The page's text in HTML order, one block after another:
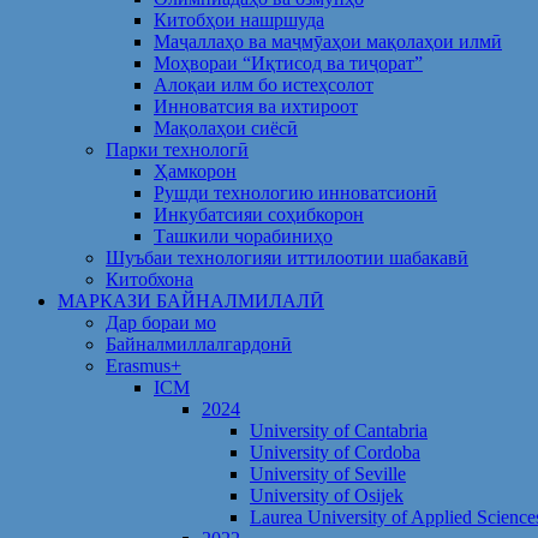
Китобҳои нашршуда
Маҷаллаҳо ва маҷмӯаҳои мақолаҳои илмӣ
Моҳвораи “Иқтисод ва тиҷорат”
Алоқаи илм бо истеҳсолот
Инноватсия ва ихтироот
Мақолаҳои сиёсӣ
Парки технологӣ
Ҳамкорон
Рушди технологию инноватсионӣ
Инкубатсияи соҳибкорон
Ташкили чорабиниҳо
Шуъбаи технологияи иттилоотии шабакавӣ
Китобхона
МАРКАЗИ БАЙНАЛМИЛАЛӢ
Дар бораи мо
Байналмиллалгардонӣ
Erasmus+
ICM
2024
University of Cantabria
University of Cordoba
University of Seville
University of Osijek
Laurea University of Applied